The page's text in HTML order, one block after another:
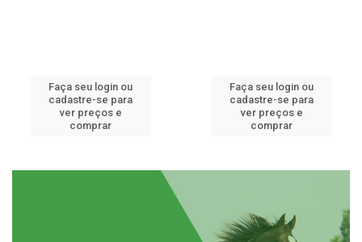
Faça seu login ou
cadastre-se para
ver preços e
comprar
Faça seu login ou
cadastre-se para
ver preços e
comprar